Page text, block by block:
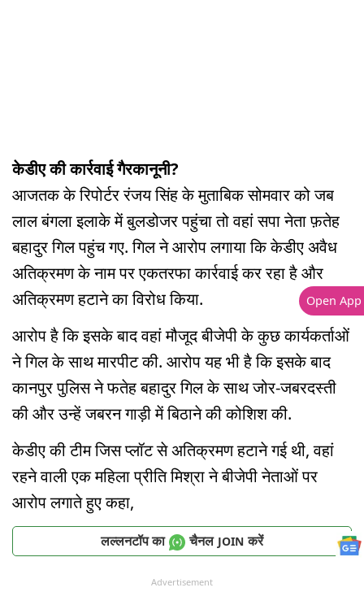
केडीए की कार्रवाई गैरकानूनी?
आजतक के रिपोर्टर रंजय सिंह के मुताबिक सोमवार को जब
लाल बंगला इलाके में बुलडोजर पहुंचा तो वहां सपा नेता फ़तेह
बहादुर गिल पहुंच गए. गिल ने आरोप लगाया कि केडीए अवैध
अतिक्रमण के नाम पर एकतरफा कार्रवाई कर रहा है और
अतिक्रमण हटाने का विरोध किया.
आरोप है कि इसके बाद वहां मौजूद बीजेपी के कुछ कार्यकर्ताओं
ने गिल के साथ मारपीट की. आरोप यह भी है कि इसके बाद
कानपुर पुलिस ने फतेह बहादुर गिल के साथ जोर-जबरदस्ती
की और उन्हें जबरन गाड़ी में बिठाने की कोशिश की.
केडीए की टीम जिस प्लॉट से अतिक्रमण हटाने गई थी, वहां
रहने वाली एक महिला प्रीति मिश्रा ने बीजेपी नेताओं पर
आरोप लगाते हुए कहा,
लल्लनटॉप का चैनल JOIN करें
Advertisement
Open App